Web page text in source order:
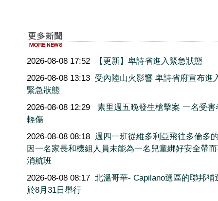
2026-08-08 17:52
【更新】卑詩省進入緊急狀態
2026-08-08 13:13 受內陸山火影響 卑詩省府宣布進
緊急狀態
2026-08-08 12:29
素里週五晚發生槍擊案 一名受害
輕傷
2026-08-08 08:18 週四一班從維多利亞飛往多倫多
因一名家長和機組人員未能為一名兒童綁好安全帶
消航班
2026-08-08 08:17 北溫哥華- Capilano選區的聯邦補
於8月31日舉行